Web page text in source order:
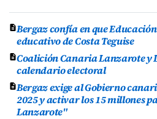
Bergaz confía en que
educativo de Costa Teguise
Coalición Canaria Lanzarote y
calendario electoral
Bergaz exige al Gobierno
2025 y activar los 15 millones
Lanzarote"